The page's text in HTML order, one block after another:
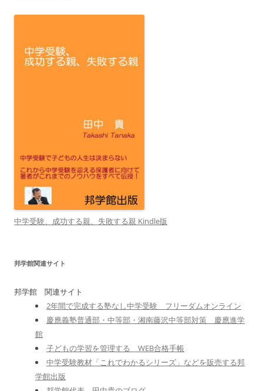
中学受験、成功する親、失敗する親 Kindle版
邦学館関連サイト
邦学館 関連サイト
2年間で完成する塾なし中学受験 フリーダムオンライン
慶應義塾普通部・中等部・湘南藤沢中等部対策 慶應進学
館
子どもの学習を管理する WEB合格手帳
中学受験教材「これでわかるシリーズ」などを販売する邦
学館出版